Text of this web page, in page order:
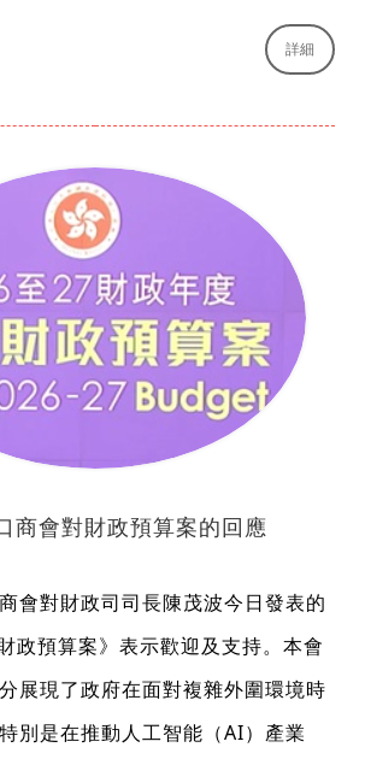
詳細
商會對財政預算案的回應
會對財政司司長陳茂波今日發表的
政預算案》表示歡迎及支持。本會
展現了政府在面對複雜外圍環境時
別是在推動人工智能（AI）產業